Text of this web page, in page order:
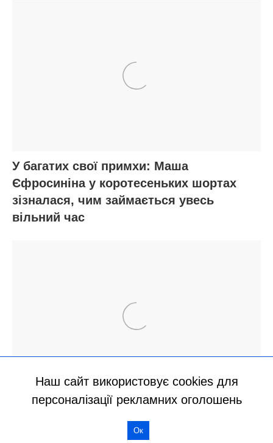
Наш сайт використовує cookies для
персоналізації рекламних оголошень
Ок